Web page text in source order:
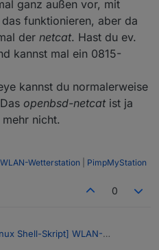
ganz außen vor, mit
funktionieren, aber da
der netcat. Hast du ev.
kannst mal ein 0815-
kannst du normalerweise
openbsd-netcatist ja
nicht.
WLAN-Wetterstation PimpMyStation
0
Shell-Skript] WLAN-